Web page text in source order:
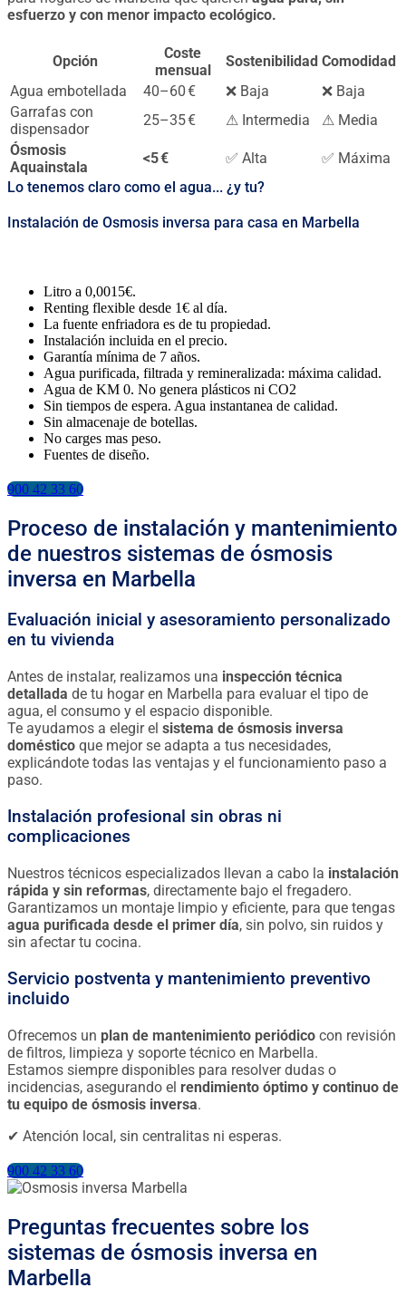
esfuerzo y con menor impacto ecológico.
Opción
Coste
mensual
Sostenibilidad Comodidad
Agua embotellada
40–60 € ❌ Baja
❌ Baja
Garrafas con
dispensador
25–35 € ⚠ Intermedia
⚠ Media
Ósmosis
Aquainstala
<5 € ✅ Alta
✅ Máxima
Lo tenemos claro como el agua... ¿y tu?
Instalación de Osmosis inversa para casa en Marbella
Litro a 0,0015€.
Renting flexible desde 1€ al día.
La fuente enfriadora es de tu propiedad.
Instalación incluida en el precio.
Garantía mínima de 7 años.
Agua purificada, filtrada y remineralizada: máxima calidad.
Agua de KM 0. No genera plásticos ni CO2
Sin tiempos de espera. Agua instantanea de calidad.
Sin almacenaje de botellas.
No carges mas peso.
Fuentes de diseño.
900 42 33 60
Proceso de instalación y mantenimiento
de nuestros sistemas de ósmosis
inversa en Marbella
Evaluación inicial y asesoramiento personalizado
en tu vivienda
Antes de instalar, realizamos una inspección técnica
detallada de tu hogar en Marbella para evaluar el tipo de
agua, el consumo y el espacio disponible.
Te ayudamos a elegir el sistema de ósmosis inversa
doméstico que mejor se adapta a tus necesidades,
explicándote todas las ventajas y el funcionamiento paso a
paso.
Instalación profesional sin obras ni
complicaciones
Nuestros técnicos especializados llevan a cabo la instalación
rápida y sin reformas, directamente bajo el fregadero.
Garantizamos un montaje limpio y eficiente, para que tengas
agua purificada desde el primer día, sin polvo, sin ruidos y
sin afectar tu cocina.
Servicio postventa y mantenimiento preventivo
incluido
Ofrecemos un plan de mantenimiento periódico con revisión
de filtros, limpieza y soporte técnico en Marbella.
Estamos siempre disponibles para resolver dudas o
incidencias, asegurando el rendimiento óptimo y continuo de
tu equipo de ósmosis inversa.
✔ Atención local, sin centralitas ni esperas.
900 42 33 60
Preguntas frecuentes sobre los
sistemas de ósmosis inversa en
Marbella